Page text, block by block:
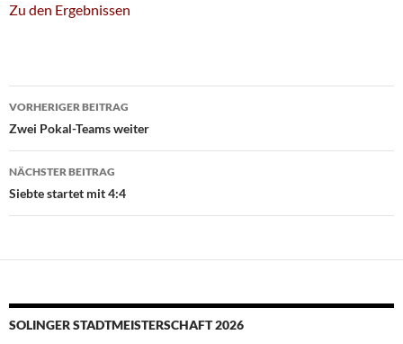
Zu den Ergebnissen
Beitragsnavigation
VORHERIGER BEITRAG
Zwei Pokal-Teams weiter
NÄCHSTER BEITRAG
Siebte startet mit 4:4
SOLINGER STADTMEISTERSCHAFT 2026